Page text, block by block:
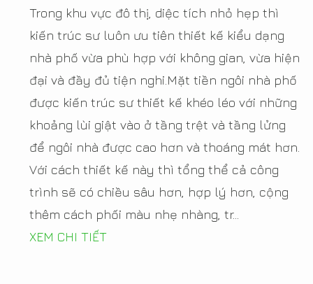
Trong khu vực đô thị, diệc tích nhỏ hẹp thì
kiến trúc sư luôn ưu tiên thiết kế kiểu dạng
nhà phố vừa phù hợp với không gian, vừa hiện
đại và đầy đủ tiện nghi.Mặt tiền ngôi nhà phố
được kiến trúc sư thiết kế khéo léo với những
khoảng lùi giật vào ở tầng trệt và tầng lửng
để ngôi nhà được cao hơn và thoáng mát hơn.
Với cách thiết kế này thì tổng thể cả công
trình sẽ có chiều sâu hơn, hợp lý hơn, cộng
thêm cách phối màu nhẹ nhàng, tr...
XEM CHI TIẾT